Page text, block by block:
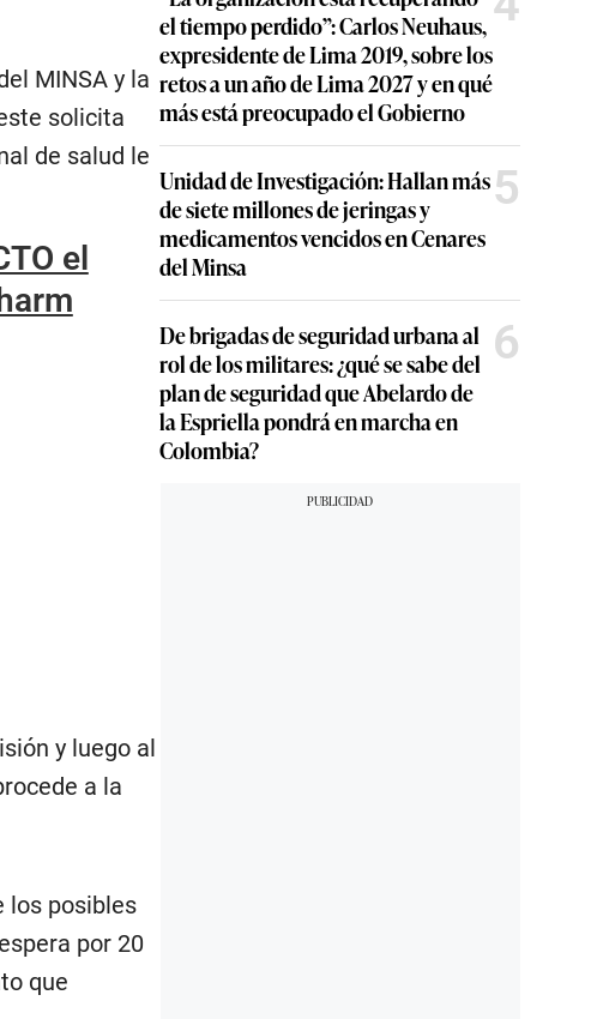
MINSA y la
solicita
de salud le
el
y luego al
a la
los posibles
por 20
que
el tiempo perdido”: Carlos Neuhaus,
expresidente de Lima 2019, sobre los
retos a un año de Lima 2027 y en qué
más está preocupado el Gobierno
Unidad de Investigación: Hallan más
de siete millones de jeringas y
medicamentos vencidos en Cenares
del Minsa
5
De brigadas de seguridad urbana al
rol de los militares: ¿qué se sabe del
plan de seguridad que Abelardo de
la Espriella pondrá en marcha en
Colombia?
6